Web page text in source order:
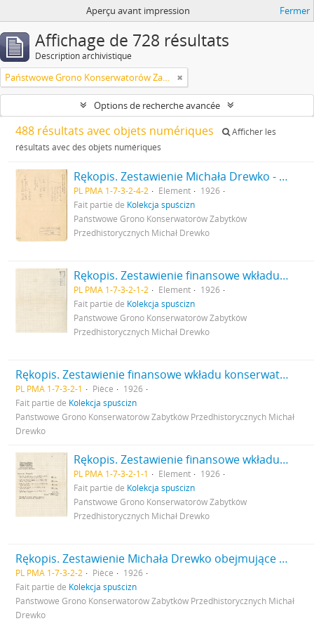
Aperçu avant impression Fermer
Affichage de 728 résultats
Description archivistique
Państwowe Grono Konserwatorów Zabytków Przedhistorycznych Michał Drewko
Options de recherche avancée
488 résultats avec objets numériques
Afficher les
résultats avec des objets numériques
Rękopis. Zestawienie Michała Drewko - rachunek kosztów podróży z Warszawy do Osiecka w lipcu 1926 r. s. 1: strona z pieczątką Działu Dokumentacji PMA
PL PMA 1-7-3-2-4-2 Element
1926
Fait partie de Kolekcja spuścizn
Państwowe Grono Konserwatorów Zabytków
Przedhistorycznych Michał Drewko
Rękopis. Zestawienie finansowe wkładu konserwatora Ludwika Sawickiego na badania wykopaliskowe Gródku pow. Równe w 1926 r. s. 2: strona z pieczątką Działu Dokumentacji PMA
PL PMA 1-7-3-2-1-2 Element
1926
Fait partie de Kolekcja spuścizn
Państwowe Grono Konserwatorów Zabytków
Przedhistorycznych Michał Drewko
Rękopis. Zestawienie finansowe wkładu konserwatora Ludwika Sawickiego na badania wykopaliskowe Gródku pow. Równe w 1926 r.
PL PMA 1-7-3-2-1 Pièce
1926
Fait partie de Kolekcja spuścizn
Państwowe Grono Konserwatorów Zabytków Przedhistorycznych Michał
Drewko
Rękopis. Zestawienie finansowe wkładu konserwatora Ludwika Sawickiego na badania wykopaliskowe Gródku pow. Równe w 1926 r. s. 1
PL PMA 1-7-3-2-1-1 Element
1926
Fait partie de Kolekcja spuścizn
Państwowe Grono Konserwatorów Zabytków
Przedhistorycznych Michał Drewko
Rękopis. Zestawienie Michała Drewko obejmujące wydatki z zasiłku w kwocie 2000 zł na badania wykopaliskowe w Gródku pow. Równe w 1926 r.
PL PMA 1-7-3-2-2 Pièce
1926
Fait partie de Kolekcja spuścizn
Państwowe Grono Konserwatorów Zabytków Przedhistorycznych Michał
Drewko